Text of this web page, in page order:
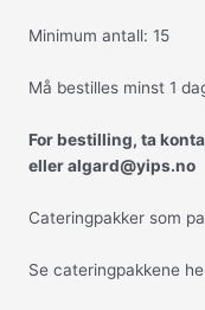
Minimum antall: 15
Må bestilles minst 1
For bestilling, ta
eller algard@yips.no
Cateringpakker som
Se cateringpakkene